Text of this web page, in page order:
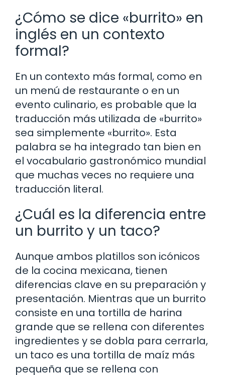
¿Cómo se dice «burrito» en
inglés en un contexto
formal?
En un contexto más formal, como en
un menú de restaurante o en un
evento culinario, es probable que la
traducción más utilizada de «burrito»
sea simplemente «burrito». Esta
palabra se ha integrado tan bien en
el vocabulario gastronómico mundial
que muchas veces no requiere una
traducción literal.
¿Cuál es la diferencia entre
un burrito y un taco?
Aunque ambos platillos son icónicos
de la cocina mexicana, tienen
diferencias clave en su preparación y
presentación. Mientras que un burrito
consiste en una tortilla de harina
grande que se rellena con diferentes
ingredientes y se dobla para cerrarla,
un taco es una tortilla de maíz más
pequeña que se rellena con